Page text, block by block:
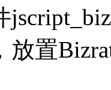
置